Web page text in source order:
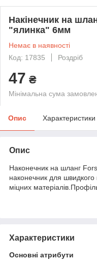
Накінечник на
"ялинка" 6мм
Немає в наявності
Код: 17835
Роздріб
47 ₴
Мінімальна сума
Опис Характеристики
Опис
Наконечник на шланг
наконечник для швидкого
міцних
Характеристики
Основні атрибути